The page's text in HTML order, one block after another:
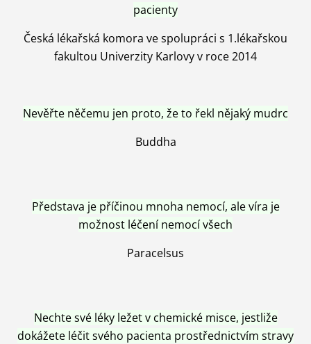
pacienty
Česká lékařská komora ve spolupráci s 1.lékařskou
fakultou Univerzity Karlovy v roce 2014
Nevěřte něčemu jen proto, že to řekl nějaký mudrc
Buddha
Představa je příčinou mnoha nemocí, ale víra je
možnost léčení nemocí všech
Paracelsus
Nechte své léky ležet v chemické misce, jestliže
dokážete léčit svého pacienta prostřednictvím stravy